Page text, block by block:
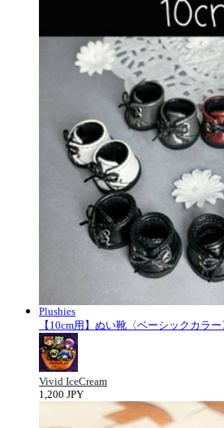
Plushies
【10cm用】ぬい靴〈ベーシックカラー
Vivid IceCream
1,200 JPY